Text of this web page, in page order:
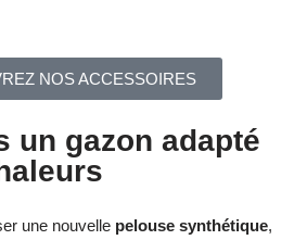
NOS ACCESSOIRES
un gazon adapté
une nouvelle pelouse synthétique,